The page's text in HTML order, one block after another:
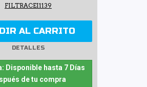
FILTRACEI1139
AL CARRITO
DETALLES
Disponible hasta 7 Días
de tu compra